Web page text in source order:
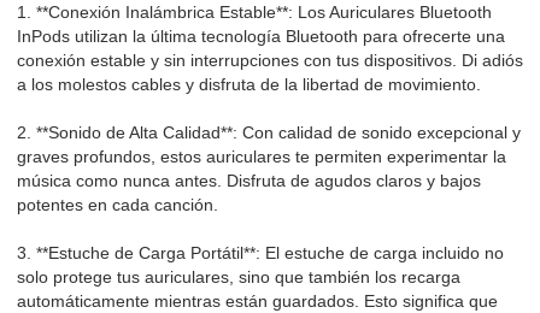
1. **Conexión Inalámbrica Estable**: Los Auriculares Bluetooth
InPods utilizan la última tecnología Bluetooth para ofrecerte una
conexión estable y sin interrupciones con tus dispositivos. Di adiós
a los molestos cables y disfruta de la libertad de movimiento.
2. **Sonido de Alta Calidad**: Con calidad de sonido excepcional y
graves profundos, estos auriculares te permiten experimentar la
música como nunca antes. Disfruta de agudos claros y bajos
potentes en cada canción.
3. **Estuche de Carga Portátil**: El estuche de carga incluido no
solo protege tus auriculares, sino que también los recarga
automáticamente mientras están guardados. Esto significa que